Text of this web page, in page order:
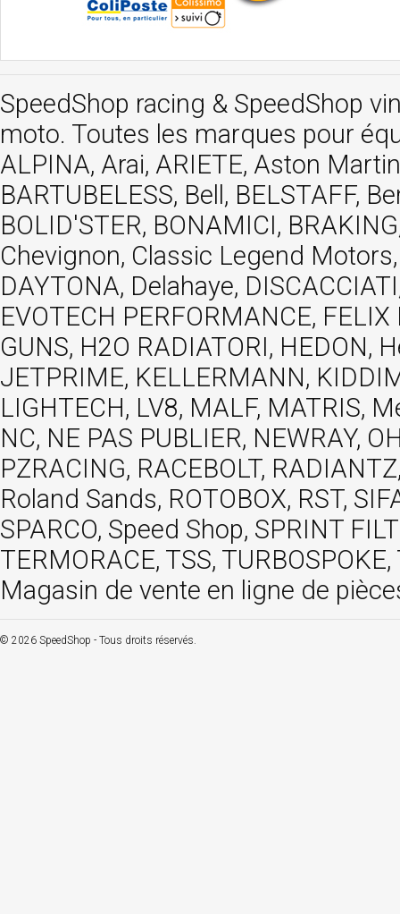
SpeedShop racing & SpeedShop
moto. Toutes les marques pour
ALPINA, Arai, ARIETE, Aston
BARTUBELESS, Bell, BELSTAFF,
BOLID'STER, BONAMICI,
Chevignon, Classic Legend
DAYTONA, Delahaye,
EVOTECH PERFORMANCE,
GUNS, H2O RADIATORI, HEDON,
JETPRIME, KELLERMANN,
LIGHTECH, LV8, MALF, MATRIS,
NC, NE PAS PUBLIER, NEWRAY,
PZRACING, RACEBOLT,
Roland Sands, ROTOBOX, RST,
SPARCO, Speed Shop, SPRINT
TERMORACE, TSS,
Magasin de vente en ligne de
© 2026 SpeedShop - Tous droits réservés.